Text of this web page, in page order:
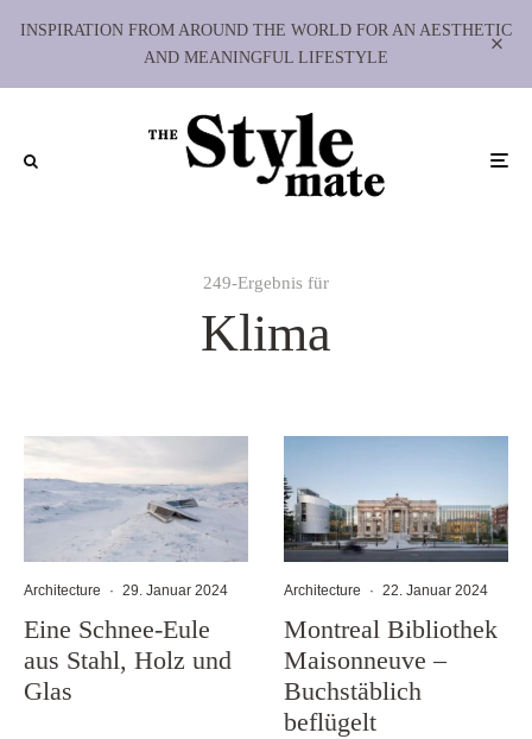
INSPIRATION FROM AROUND THE WORLD FOR AN AESTHETIC
AND MEANINGFUL LIFESTYLE
249-Ergebnis für
Klima
Architecture · 29. Januar 2024
Eine Schnee-Eule
aus Stahl, Holz und
Glas
Architecture · 22. Januar 2024
Montreal Bibliothek
Maisonneuve –
Buchstäblich
beflügelt